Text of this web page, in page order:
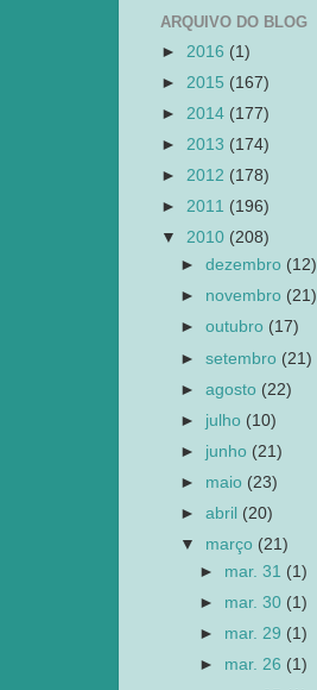
ARQUIVO DO BLOG
► 2016 (1)
► 2015 (167)
► 2014 (177)
► 2013 (174)
► 2012 (178)
► 2011 (196)
▼ 2010 (208)
►dezembro (12)
► novembro (21)
►outubro (17)
►setembro (21)
►agosto (22)
► julho (10)
► junho (21)
► maio (23)
►abril (20)
▼ março (21)
► mar. 31 (1)
► mar. 30 (1)
► mar. 29 (1)
► mar. 26 (1)